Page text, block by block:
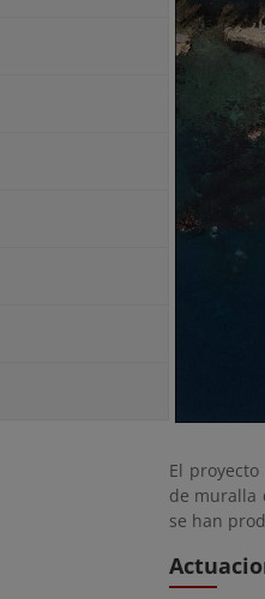
El
de muralla
se han